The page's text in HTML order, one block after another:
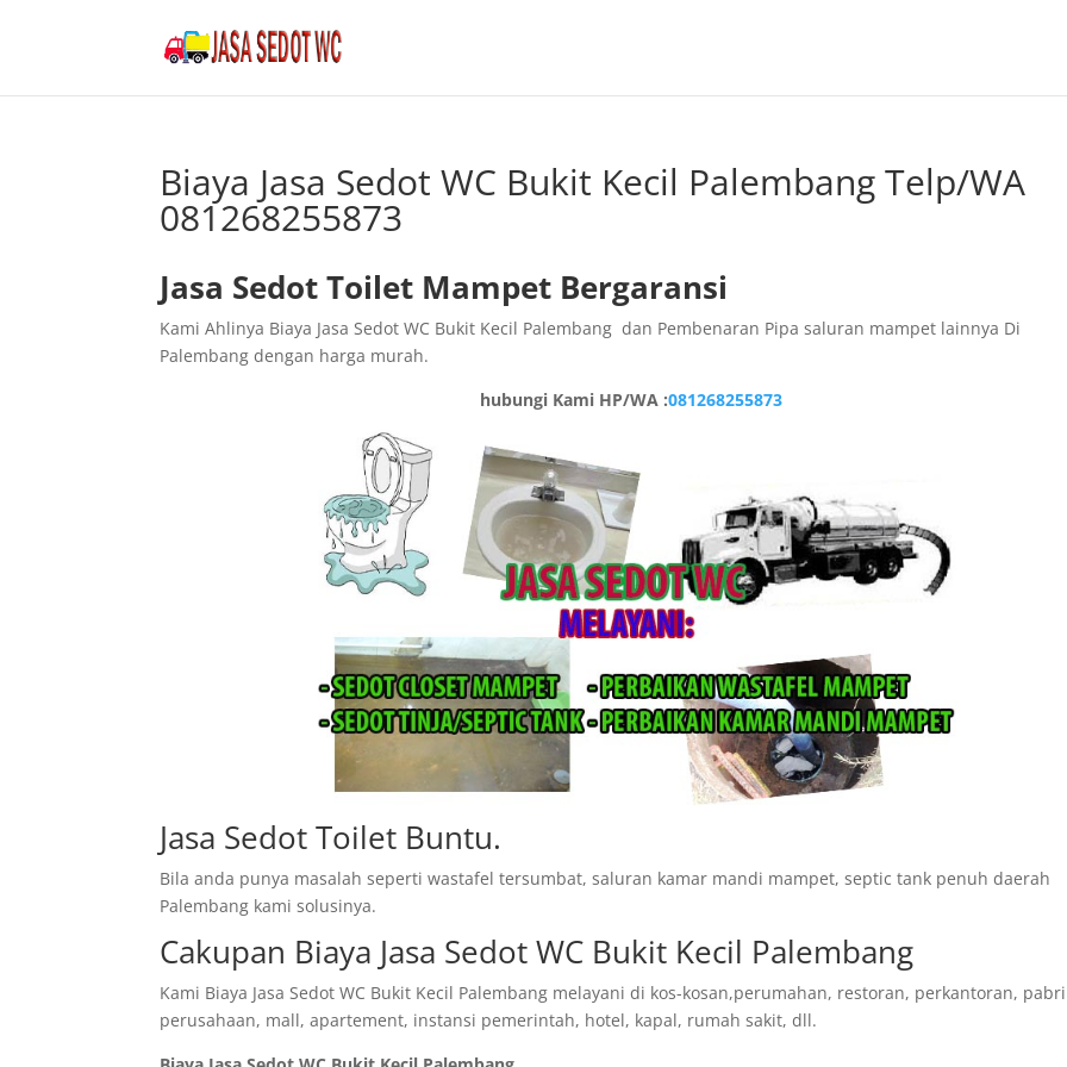
Biaya Jasa Sedot WC Bukit Kecil Palembang Telp/WA
081268255873
Jasa Sedot Toilet Mampet Bergaransi
Kami Ahlinya Biaya Jasa Sedot WC Bukit Kecil Palembang dan Pembenaran Pipa saluran mampet lainnya Di
Palembang dengan harga murah.
hubungi Kami HP/WA :081268255873
Jasa Sedot Toilet Buntu.
Bila anda punya masalah seperti wastafel tersumbat, saluran kamar mandi mampet, septic tank penuh daerah
Palembang kami solusinya.
Cakupan Biaya Jasa Sedot WC Bukit Kecil Palembang
Kami Biaya Jasa Sedot WC Bukit Kecil Palembang melayani di kos-kosan,perumahan, restoran, perkantoran,
perusahaan, mall, apartement, instansi pemerintah, hotel, kapal, rumah sakit, dll.